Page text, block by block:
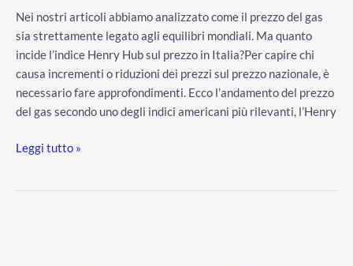
Nei nostri articoli abbiamo analizzato come il prezzo del gas
sia strettamente legato agli equilibri mondiali. Ma quanto
incide l’indice Henry Hub sul prezzo in Italia?Per capire chi
causa incrementi o riduzioni dei prezzi sul prezzo nazionale, è
necessario fare approfondimenti. Ecco l’andamento del prezzo
del gas secondo uno degli indici americani più rilevanti, l’Henry
Leggi tutto »